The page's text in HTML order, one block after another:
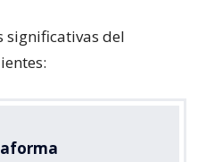
significativas del